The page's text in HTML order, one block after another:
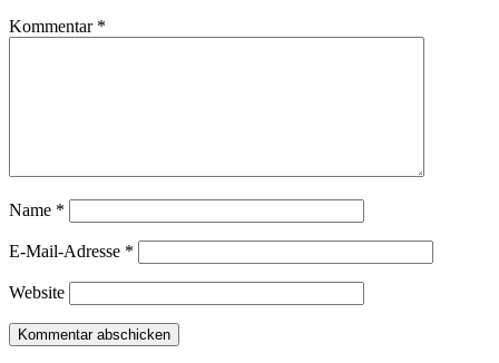
Kommentar *
Name *
E-Mail-Adresse *
Website